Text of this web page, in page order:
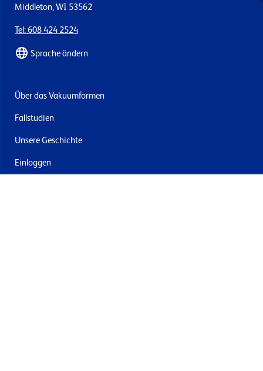
Middleton, WI 53562
Tel: 608 424 2524
Sprache ändern
Über das Vakuumformen
Fallstudien
Unsere Geschichte
Einloggen